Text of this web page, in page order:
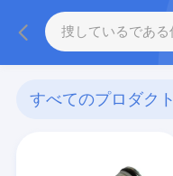
すべてのプロダクト